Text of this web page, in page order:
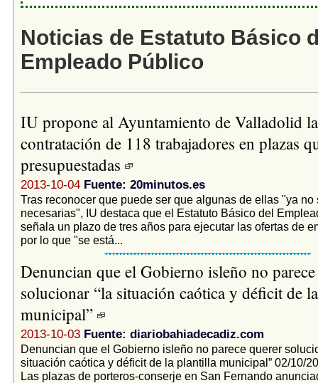
Noticias de Estatuto Básico
Empleado Público
IU propone al Ayuntamiento de Valladolid la
contratación de 118 trabajadores en plazas
presupuestadas
2013-10-04 Fuente: 20minutos.es
Tras reconocer que puede ser que algunas de ellas "ya no
necesarias", IU destaca que el Estatuto Básico del
señala un plazo de tres años para ejecutar las ofertas de
por lo que "se está...
Denuncian que el Gobierno isleño no
solucionar “la situación caótica y déficit de
municipal”
2013-10-03 Fuente: diariobahiadecadiz.com
Denuncian que el Gobierno isleño no parece querer
situación caótica y déficit de la plantilla municipal” 02/10/
Las plazas de porteros-conserje en San Fernando